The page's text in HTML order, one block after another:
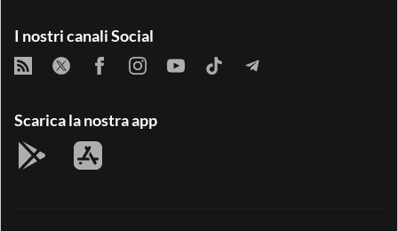
I nostri canali Social
Scarica la nostra app